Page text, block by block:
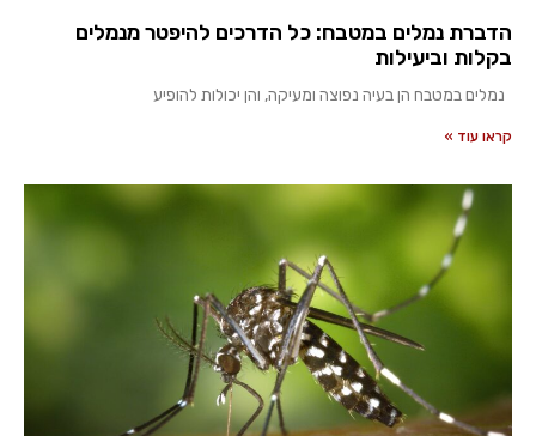
הדברת נמלים במטבח: כל הדרכים להיפטר מנמלים
בקלות וביעילות
נמלים במטבח הן בעיה נפוצה ומעיקה, והן יכולות להופיע
קראו עוד »